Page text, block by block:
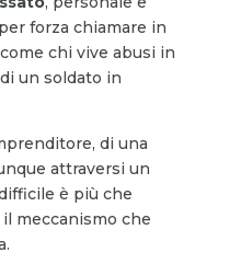
forza chiamare in
chi vive abusi in
un soldato in
di una
attraversi un
è più che
meccanismo che